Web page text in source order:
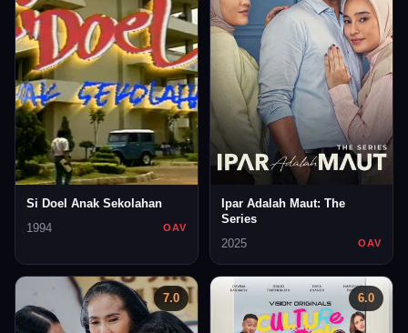
Si Doel Anak Sekolahan
1994
OAV
Ipar Adalah Maut: The
Series
2025
OAV
7.0 6.0